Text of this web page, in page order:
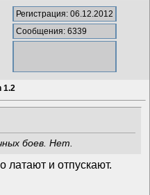
Регистрация: 06.12.2012
Сообщения: 6339
1.2
боев. Нет.
латают и отпускают.